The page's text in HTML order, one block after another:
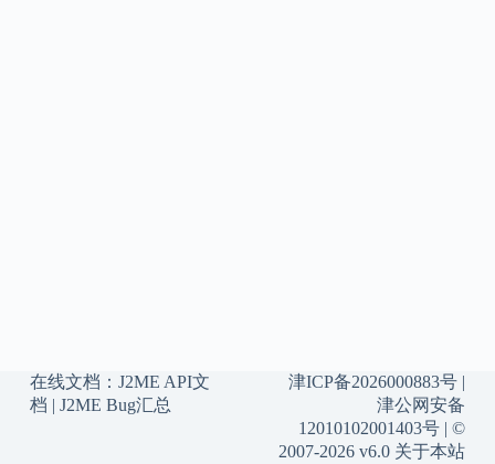
在线文档： J2ME API文
档 | J2ME Bug汇总
津ICP备2026000883号 |
津公网安备
12010102001403号 | ©
2007-2026 v6.0 关于本站